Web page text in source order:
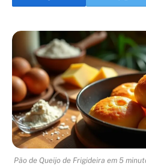
Pão de Queijo de Frigideira em 5